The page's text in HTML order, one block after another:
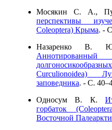
Мосякин С. А.,
перспективы
Coleoptera) Крыма. -
Назаренко
Curculionoidea)
заповедника. - C.
Односум В. К.
горбаток
Восточной